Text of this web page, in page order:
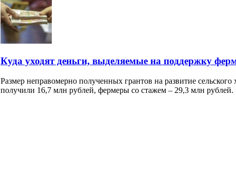
Куда уходят деньги, выделяемые на поддержку
Размер неправомерно полученных грантов на развитие
получили 16,7 млн рублей, фермеры со стажем – 29,3 млн рублей.